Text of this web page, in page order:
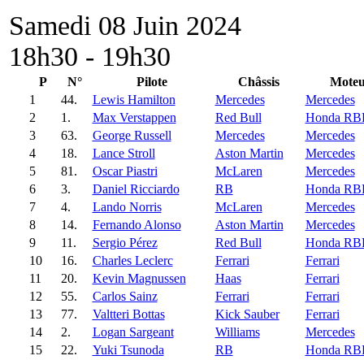
Samedi 08 Juin 2024
18h30 - 19h30
P N° Pilote Châssis
1
44. Lewis Hamilton Mercedes
Mercedes
2
1. Max Verstappen Red Bull
Honda
3
63. George Russell Mercedes
Mercedes
4
18. Lance Stroll Aston Martin
Mercedes
5
81. Oscar Piastri McLaren
Mercedes
6
3. Daniel Ricciardo RB
Honda
7
4. Lando Norris McLaren
Mercedes
8
14. Fernando Alonso Aston Martin
Mercedes
9
11. Sergio Pérez Red Bull
Honda
10
16. Charles Leclerc Ferrari
Ferrari
11
20. Kevin Magnussen Haas
Ferrari
12
55. Carlos Sainz Ferrari
Ferrari
13
77. Valtteri Bottas Kick Sauber
Ferrari
14
2. Logan Sargeant Williams
Mercedes
15
22. Yuki Tsunoda RB
Honda